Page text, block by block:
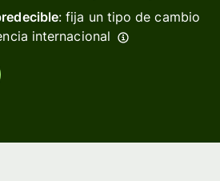
: fija un tipo de cambio
internacional